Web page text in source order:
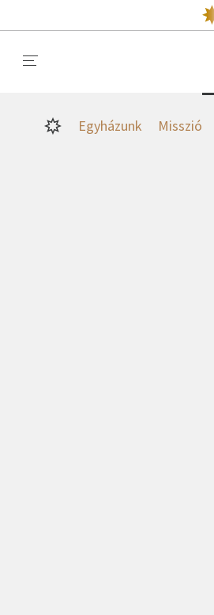
Egyházunk Misszió